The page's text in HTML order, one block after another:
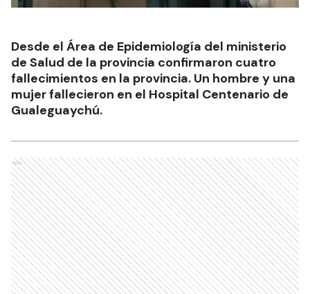
Desde el Área de Epidemiología del ministerio
de Salud de la provincia confirmaron cuatro
fallecimientos en la provincia. Un hombre y una
mujer fallecieron en el Hospital Centenario de
Gualeguaychú.
Ads